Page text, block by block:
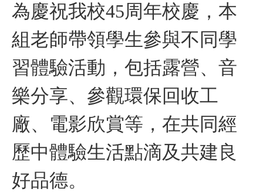
為慶祝我校45周年校慶，本
組老師帶領學生參與不同學
習體驗活動，包括露營、音
樂分享、參觀環保回收工
廠、電影欣賞等，在共同經
歷中體驗生活點滴及共建良
好品德。